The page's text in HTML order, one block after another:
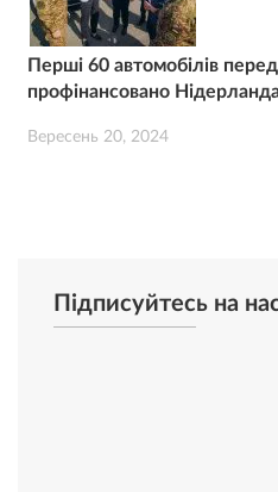
Перші 60 автомобілів
профінансовано
Вересень 20, 2024
Підписуйтесь на